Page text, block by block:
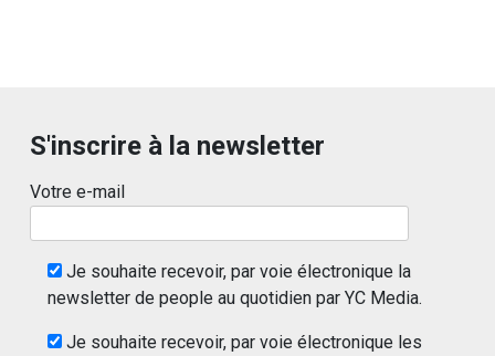
S'inscrire à la newsletter
Votre e-mail
Je souhaite recevoir, par voie électronique la
newsletter de people au quotidien par YC Media.
Je souhaite recevoir, par voie électronique les